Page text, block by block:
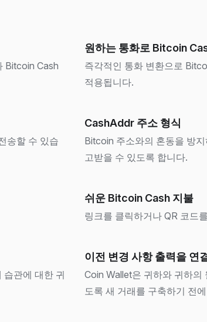
Bitcoin Cash
원하는 통화로 Bitcoin
즉각적인 통화 변환으로
적용됩니다.
송할 수 있습
CashAddr 주소 형식
Bitcoin 주소와의 혼동을 방
고받을 수 있도록 합니다.
쉬운 Bitcoin Cash 지불
링크를 클릭하거나 QR 코드
관에 대한 귀
이전 변경 사항 출력을 연
Coin Wallet은 귀하와 귀하
도록 새 거래를 구축하기 전